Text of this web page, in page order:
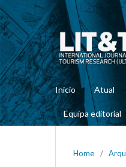
Início Atual
Equipa editorial
Home /